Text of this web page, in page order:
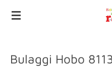
Ga
hoofdinhoud
Bulaggi Hobo